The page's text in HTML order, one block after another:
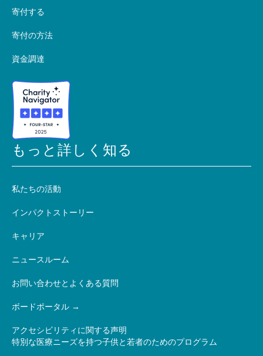
寄付する
寄付の方法
資金調達
もっと詳しく知る
私たちの活動
インパクトストーリー
キャリア
ニュースルーム
お問い合わせとよくある質問
ボードポータル
アクセシビリティに関する声明
特別な医療ニーズを持つ子供と若者のためのプログラム